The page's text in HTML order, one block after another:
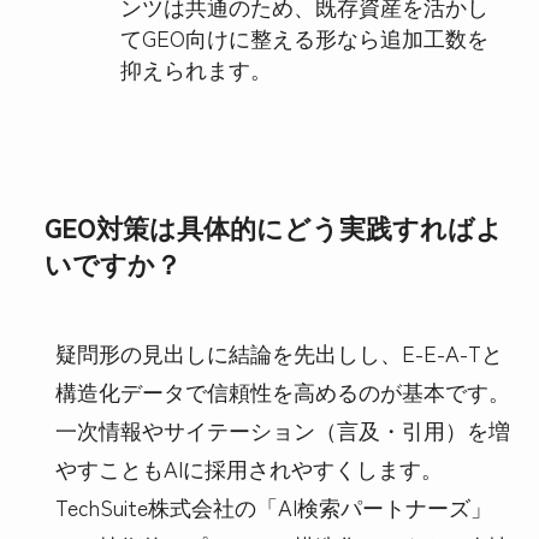
てGEO向けに整える形なら追加工数を
抑えられます。
GEO対策は具体的にどう実践すればよ
いですか？
疑問形の見出しに結論を先出しし、E-E-A-Tと
構造化データで信頼性を高めるのが基本です。
一次情報やサイテーション（言及・引用）を増
やすこともAIに採用されやすくします。
TechSuite株式会社の「AI検索パートナーズ」